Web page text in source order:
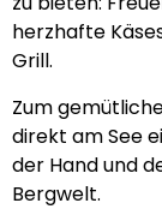
herzhafte
Grill.
Zum
direkt am See
der Hand und
Bergwelt.